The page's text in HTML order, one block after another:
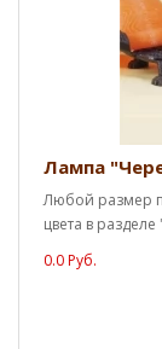
Лампа
Любой размер
цвета в
0.0 Руб.